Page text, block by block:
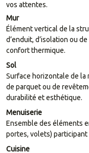
vos attentes.
Mur
Élément vertical de la
d’enduit, d’isolation ou
confort thermique.
Sol
Surface horizontale de la
de parquet ou de
durabilité et esthétique.
Menuiserie
Ensemble des éléments
portes, volets) participant
Cuisine